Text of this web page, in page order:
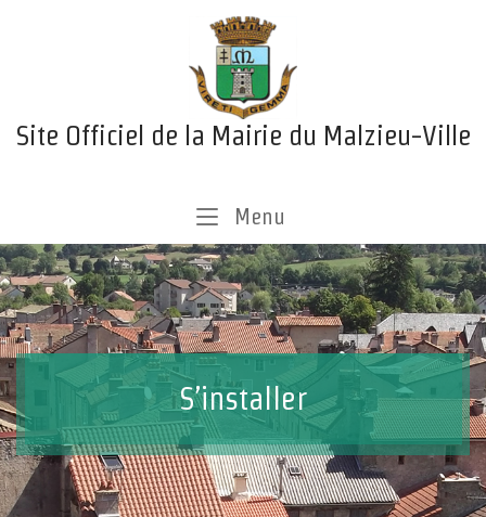
Home
Site Officiel de la Mairie du Malzieu-Ville
Menu
S’installer